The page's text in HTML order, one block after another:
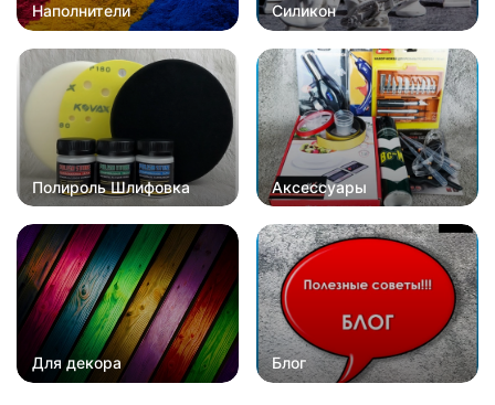
Наполнители Силикон
Полироль Шлифовка Аксессуары
Для декора Блог